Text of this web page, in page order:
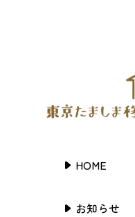
HOME
お知らせ